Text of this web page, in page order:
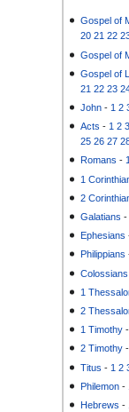
Gospel of
20 21 22
Gospel of
Gospel of
21 22 23
John - 1 2
Acts - 1 2
25 26 27
Romans -
1
2
Galatians
Ephesians
Philippians
Colossians
1
2
1 Timothy
2 Timothy
Titus - 1 2
Philemon -
Hebrews -